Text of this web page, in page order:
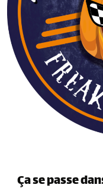
Ça se passe